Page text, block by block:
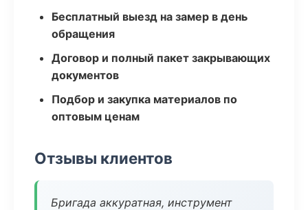
Бесплатный выезд на замер в день
обращения
Договор и полный пакет закрывающих
документов
Подбор и закупка материалов по
оптовым ценам
Отзывы клиентов
Бригада аккуратная, инструмент